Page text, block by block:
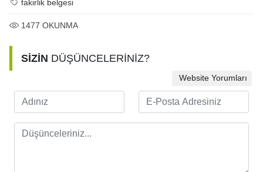
fakirlik belgesi
1477 OKUNMA
SİZİN DÜŞÜNCELERİNİZ?
Website Yorumları